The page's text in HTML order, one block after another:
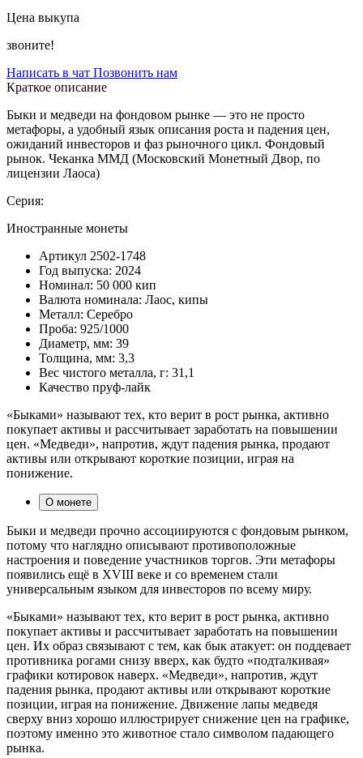
Цена выкупа
звоните!
Написать в чат Позвонить нам
Краткое описание
Быки и медведи на фондовом рынке — это не просто
метафоры, а удобный язык описания роста и падения цен,
ожиданий инвесторов и фаз рыночного цикл. Фондовый
рынок. Чеканка ММД (Московский Монетный Двор, по
лицензии Лаоса)
Серия:
Иностранные монеты
Артикул 2502-1748
Год выпуска: 2024
Номинал: 50 000 кип
Валюта номинала: Лаос, кипы
Металл: Серебро
Проба: 925/1000
Диаметр, мм: 39
Толщина, мм: 3,3
Вес чистого металла, г: 31,1
Качество пруф-лайк
«Быками» называют тех, кто верит в рост рынка, активно
покупает активы и рассчитывает заработать на повышении
цен. «Медведи», напротив, ждут падения рынка, продают
активы или открывают короткие позиции, играя на
понижение.
О монете
Быки и медведи прочно ассоциируются с фондовым рынком,
потому что наглядно описывают противоположные
настроения и поведение участников торгов. Эти метафоры
появились ещё в XVIII веке и со временем стали
универсальным языком для инвесторов по всему миру.
«Быками» называют тех, кто верит в рост рынка, активно
покупает активы и рассчитывает заработать на повышении
цен. Их образ связывают с тем, как бык атакует: он поддевает
противника рогами снизу вверх, как будто «подталкивая»
графики котировок наверх. «Медведи», напротив, ждут
падения рынка, продают активы или открывают короткие
позиции, играя на понижение. Движение лапы медведя
сверху вниз хорошо иллюстрирует снижение цен на графике,
поэтому именно это животное стало символом падающего
рынка.